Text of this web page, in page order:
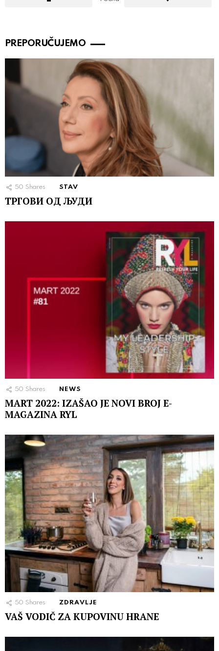
PREPORUČUJEMO
50 Shares STAV
ТРГОВИ ОД ЉУДИ
50 Shares NEWS
MART 2022: IZAŠAO JE NOVI BROJ E-
MAGAZINA RYL
50 Shares ZDRAVLJE
VAŠ VODIČ ZA KUPOVINU HRANE